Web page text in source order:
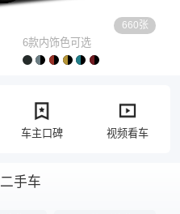
660张
6款内饰色可选
车主口碑 视频看车
二手车